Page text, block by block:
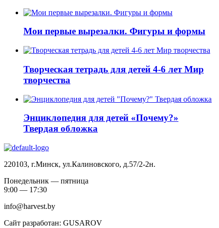
Мои первые вырезалки. Фигуры и формы
Творческая тетрадь для детей 4-6 лет Мир
творчества
Энциклопедия для детей «Почему?»
Твердая обложка
220103, г.Минск, ул.Калиновского, д.57/2-2н.
Понедельник — пятница
9:00 — 17:30
info@harvest.by
Сайт разработан: GUSAROV